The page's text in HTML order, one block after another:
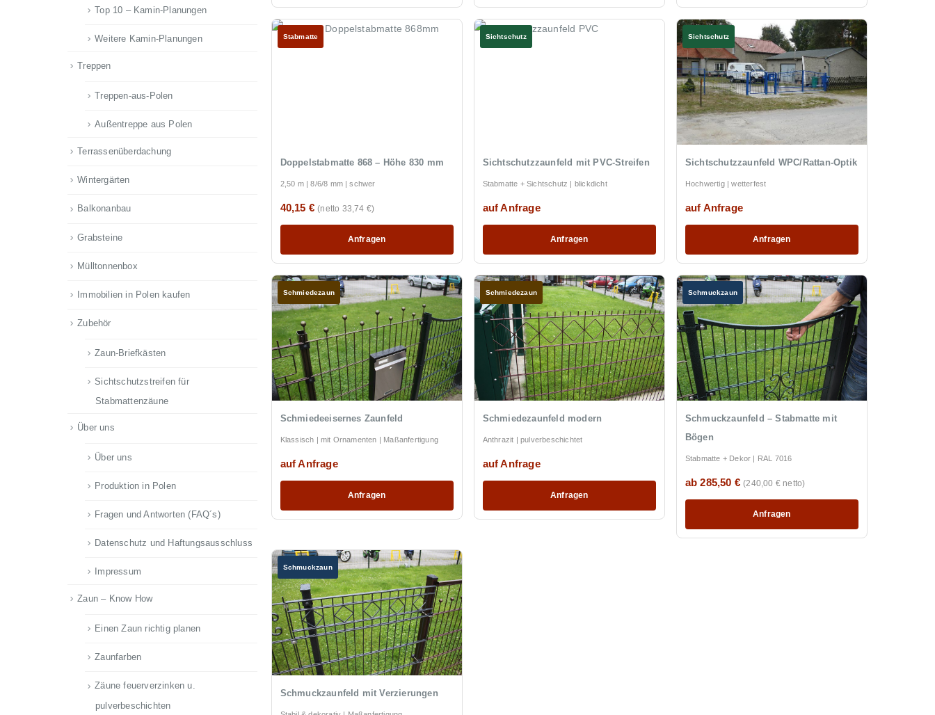
Stabmatte
Doppelstabmatte 868 – Höhe 830 mm
2,50 m | 8/6/8 mm | schwer
40,15 €(netto 33,74 €)
Anfragen
Sichtschutz
Sichtschutzzaunfeld mit PVC-Streifen
Stabmatte + Sichtschutz | blickdicht
auf Anfrage
Anfragen
Sichtschutz
Sichtschutzzaunfeld WPC/Rattan-Optik
Hochwertig | wetterfest
auf Anfrage
Anfragen
Schmiedezaun
Schmiedeeisernes Zaunfeld
Klassisch | mit Ornamenten | Maßanfertigung
auf Anfrage
Anfragen
Schmiedezaun
Schmiedezaunfeld modern
Anthrazit | pulverbeschichtet
auf Anfrage
Anfragen
Schmuckzaun
Schmuckzaunfeld – Stabmatte mit
Bögen
Stabmatte + Dekor | RAL 7016
ab 285,50 €(240,00 € netto)
Anfragen
Schmuckzaun
Schmuckzaunfeld mit Verzierungen
Top 10 – Kamin-Planungen
Weitere Kamin-Planungen
Treppen
Treppen-aus-Polen
Außentreppe aus Polen
Terrassenüberdachung
Wintergärten
Balkonanbau
Grabsteine
Mülltonnenbox
Immobilien in Polen kaufen
Zubehör
Zaun-Briefkästen
Sichtschutzstreifen für
Stabmattenzäune
Über uns
Über uns
Produktion in Polen
Fragen und Antworten (FAQ´s)
Datenschutz und Haftungsausschluss
Impressum
Zaun – Know How
Einen Zaun richtig planen
Zaunfarben
Zäune feuerverzinken u.
pulverbeschichten